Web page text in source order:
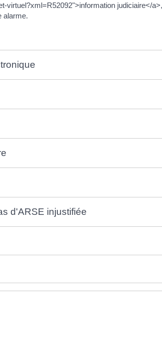
virtuel?xml=R52092">information judiciaire</
alarme.
d'ARSE injustifiée